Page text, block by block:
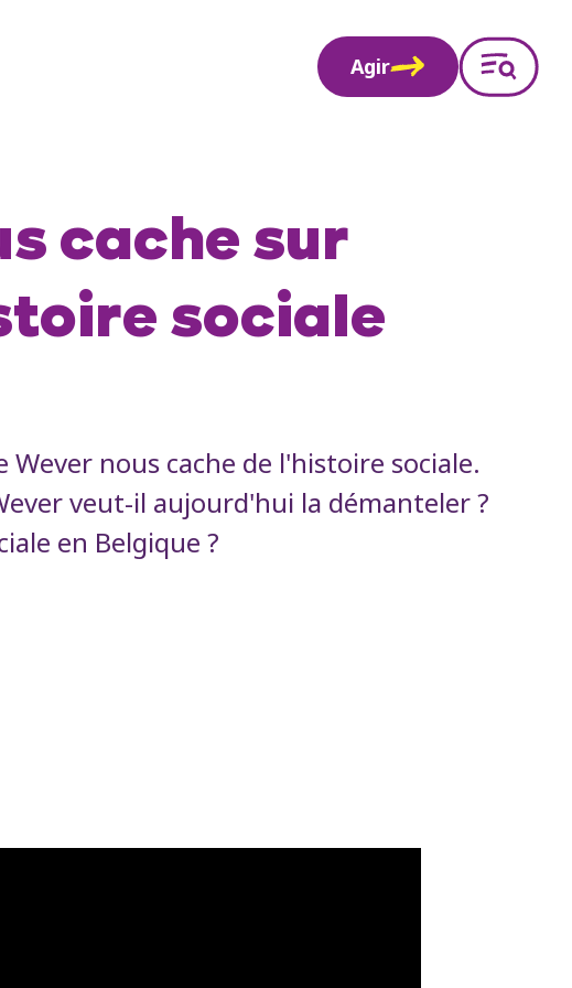
Agir
cache sur
sociale
nous cache de l'histoire sociale.
veut-il aujourd'hui la démanteler ?
en Belgique ?